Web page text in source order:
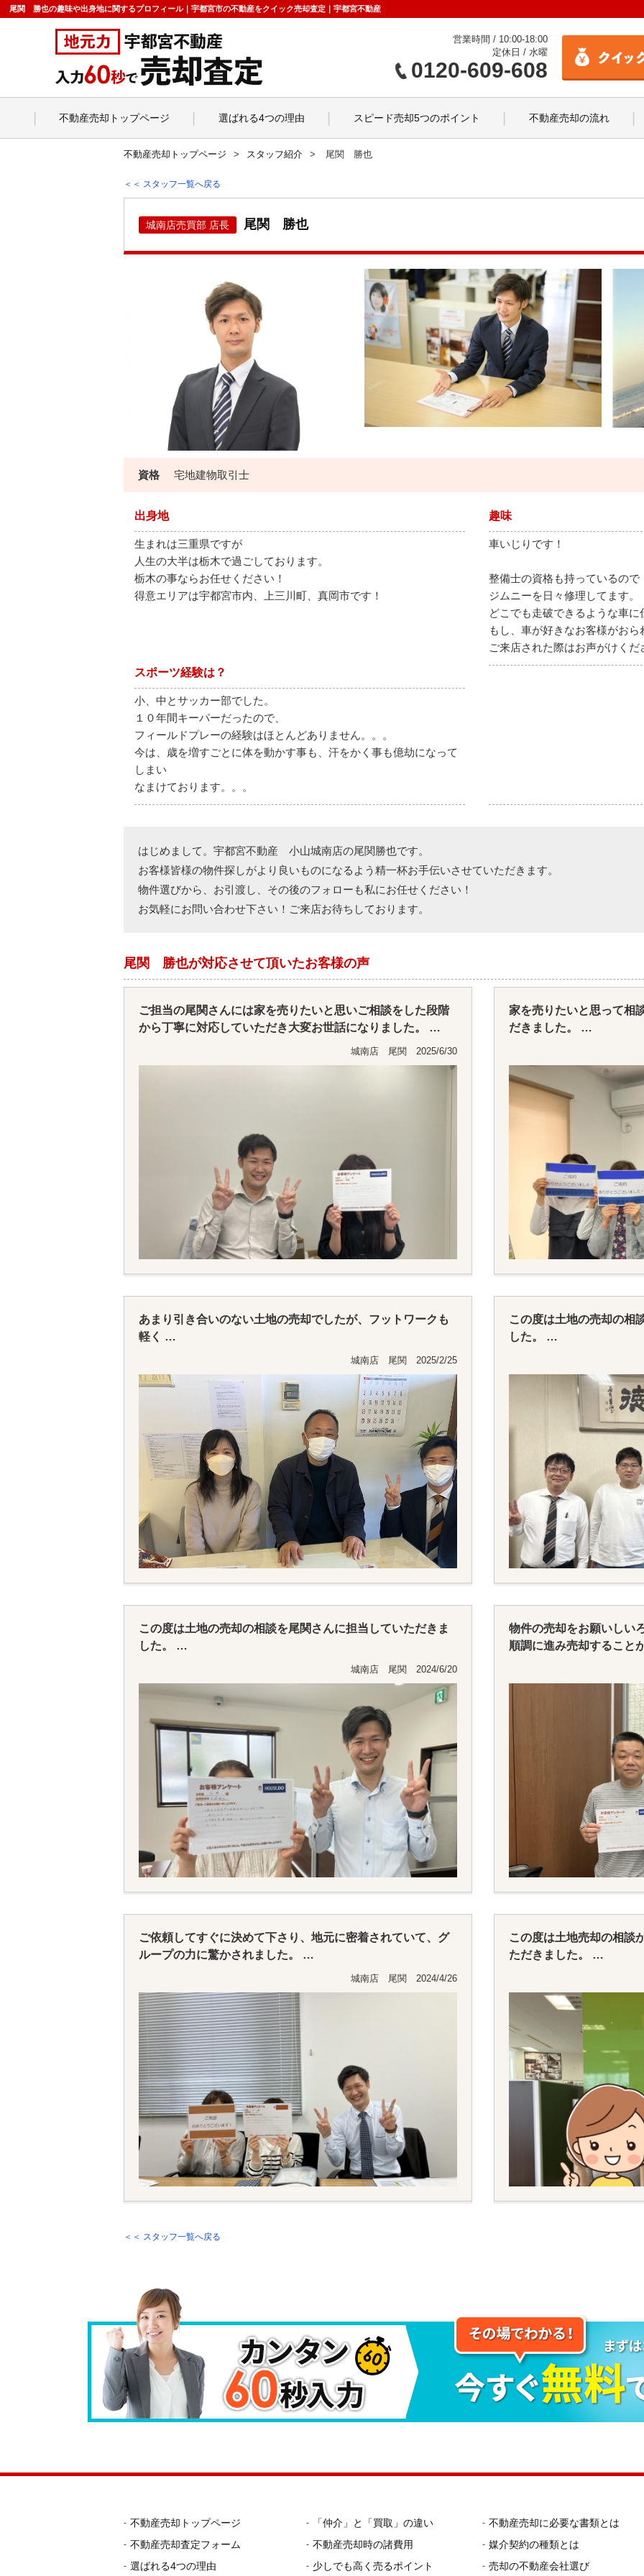
尾関 勝也の趣味や出身地に関するプロフィール｜宇都宮市の不動産をクイック売却査定｜宇都宮不動産
営業時間 / 10:00-18:00
定休日 / 水曜
0120-609-608
不動産売却トップページ 選ばれる4つの理由 スピード売却5つのポイント 不動産売却の流れ
不動産売却トップページ スタッフ紹介 尾関 勝也
＜＜ スタッフ一覧へ戻る
城南店売買部 店長 尾関 勝也
資格 宅地建物取引士
出身地
生まれは三重県ですが
人生の大半は栃木で過ごしております。
栃木の事ならお任せください！
得意エリアは宇都宮市内、上三川町、真岡市です！
趣味
車いじりです！
整備士の資格も持っているので
ジムニーを日々修理してます。
どこでも走破できるような車
もし、車が好きなお客様がおら
ご来店された際はお声がけくだ
スポーツ経験は？
小、中とサッカー部でした。
１０年間キーパーだったので、
フィールドプレーの経験はほとんどありません。。。
今は、歳を増すごとに体を動かす事も、汗をかく事も億劫になって
しまい
なまけております。。。
はじめまして。宇都宮不動産 小山城南店の尾関勝也です。
お客様皆様の物件探しがより良いものになるよう精一杯お手伝いさせていただきます。
物件選びから、お引渡し、その後のフォローも私にお任せください！
お気軽にお問い合わせ下さい！ご来店お待ちしております。
尾関 勝也が対応させて頂いたお客様の声
ご担当の尾関さんには家を売りたいと思いご相談をした段階
から丁寧に対応していただき大変お世話になりました。
売却までに当たってご案内やチラシ配りなどしていただき、
城南店 尾関 2025/6/30
家を売りたいと思って相
だきました。
アドバイスしてもらいと
契約に臨むまでには、メ
ムーズに進めることが出
店舗スタッフの皆様の連
あまり引き合いのない土地の売却でしたが、フットワークも
軽く
親切丁寧な対応で売却までお世話になりました。
城南店 尾関 2025/2/25
この度は土地の売却の相
した。
さんにお願いしたいと思
この度は土地の売却の相談を尾関さんに担当していただきま
した。
さんにお願いしたいと思います。
城南店 尾関 2024/6/20
物件の売却をお願いしい
順調に進み売却すること
ご依頼してすぐに決めて下さり、地元に密着されていて、グ
ループの力に驚かされました。
以前からいろいろと相談にのってくださり大変助かりまし
浴していただいて本当にありがとうございました。
城南店 尾関 2024/4/26
この度は土地売却の相談
ただきました。
無事に売却となり、あり
また、不動産のことで何
んにお願いしたいと思い
有難う御座いました。
＜＜ スタッフ一覧へ戻る
不動産売却トップページ
不動産売却査定フォーム
選ばれる4つの理由
「仲介」と「買取」の違い
不動産売却時の諸費用
少しでも高く売るポイント
不動産売却に必要な書類とは
媒介契約の種類とは
売却の不動産会社選び